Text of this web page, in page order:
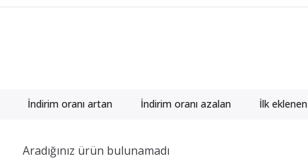
İndirim oranı artan İndirim oranı azalan İlk eklenen
Aradığınız ürün bulunamadı